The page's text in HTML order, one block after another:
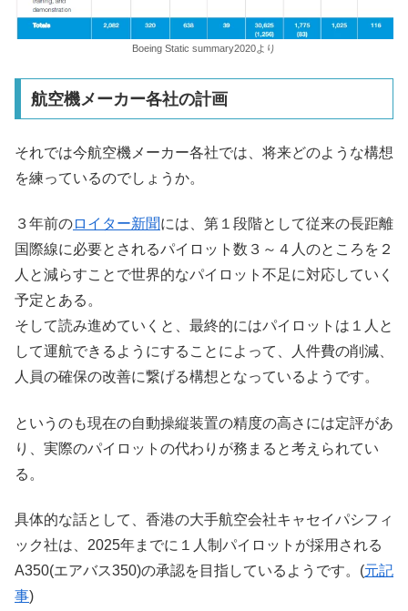
Boeing Static summary2020より
航空機メーカー各社の計画
それでは今航空機メーカー各社では、将来どのような構想
を練っているのでしょうか。
３年前のロイター新聞には、第１段階として従来の長距離
国際線に必要とされるパイロット数３～４人のところを２
人と減らすことで世界的なパイロット不足に対応していく
予定とある。
そして読み進めていくと、最終的にはパイロットは１人と
して運航できるようにすることによって、人件費の削減、
人員の確保の改善に繋げる構想となっているようです。
というのも現在の自動操縦装置の精度の高さには定評があ
り、実際のパイロットの代わりが務まると考えられてい
る。
具体的な話として、香港の大手航空会社キャセイパシフィ
ック社は、2025年までに１人制パイロットが採用される
A350(エアバス350)の承認を目指しているようです。(元記
事)